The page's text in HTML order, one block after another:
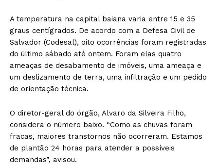
A temperatura na capital baiana varia entre 15 e 35
graus centígrados. De acordo com a Defesa Civil de
Salvador (Codesal), oito ocorrências foram registradas
do último sábado até ontem. Foram elas quatro
ameaças de desabamento de imóveis, uma ameaça e
um deslizamento de terra, uma infiltração e um pedido
de orientação técnica.
O diretor-geral do órgão, Alvaro da Silveira Filho,
considera o número baixo. “Como as chuvas foram
fracas, maiores transtornos não ocorreram. Estamos
de plantão 24 horas para atender a possíveis
demandas”, avisou.